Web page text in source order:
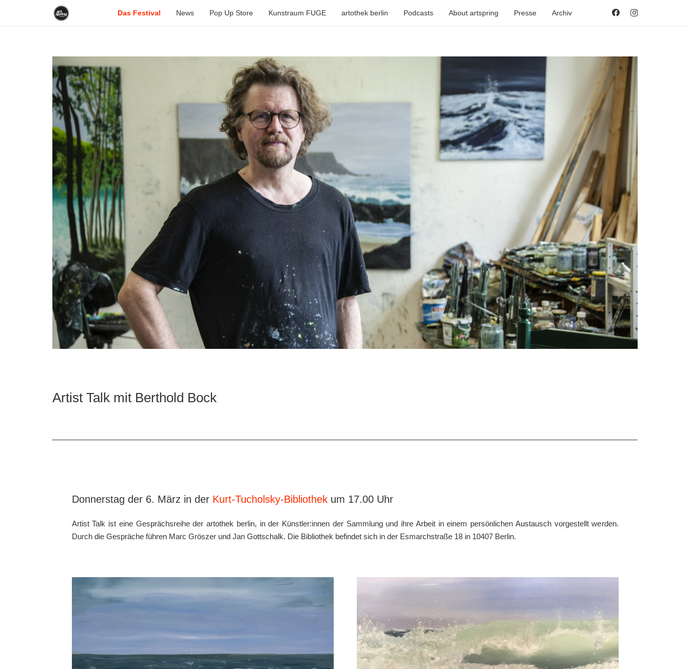
Das Festival News Pop Up Store Kunstraum FUGE artothek berlin Podcasts About artspring Presse Archiv
Artist Talk mit Berthold Bock
Donnerstag der 6. März in der Kurt-Tucholsky-Bibliothekum 17.00 Uhr
Artist Talk ist eine Gesprächsreihe der artothek berlin, in der Künstler:innen der Sammlung und ihre Arbeit in einem persönlichen Austausch vorgestellt werden.
Durch die Gespräche führen Marc Gröszer und Jan Gottschalk. Die Bibliothek befindet sich in der Esmarchstraße 18 in 10407 Berlin.